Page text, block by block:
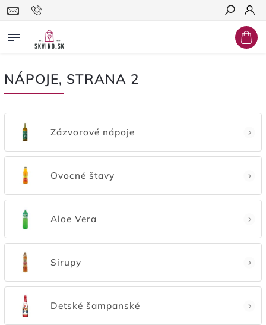
Hľadať
NÁPOJE, STRANA 2
Zázvorové nápoje
Ovocné štavy
Aloe Vera
Sirupy
Detské šampanské